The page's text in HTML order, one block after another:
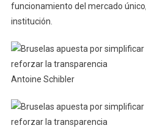
funcionamiento del mercado
institución.
Antoine Schibler